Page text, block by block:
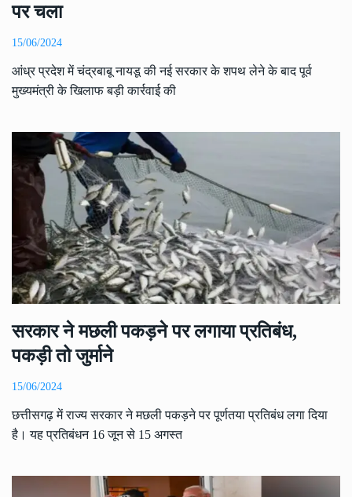
पर चला
15/06/2024
आंध्र प्रदेश में चंद्रबाबू नायडू की नई सरकार के शपथ लेने के बाद पूर्व
मुख्यमंत्री के खिलाफ बड़ी कार्रवाई की
सरकार ने मछली पकड़ने पर लगाया प्रतिबंध,
पकड़ी तो जुर्माने
15/06/2024
छत्तीसगढ़ में राज्य सरकार ने मछली पकड़ने पर पूर्णतया प्रतिबंध लगा दिया
है। यह प्रतिबंधन 16 जून से 15 अगस्त